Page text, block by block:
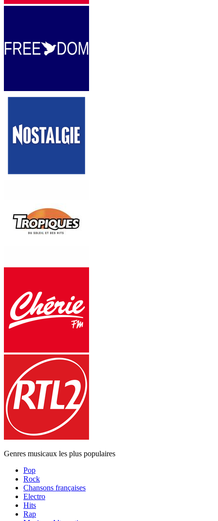
Genres musicaux les plus populaires
Pop
Rock
Chansons françaises
Electro
Hits
Rap